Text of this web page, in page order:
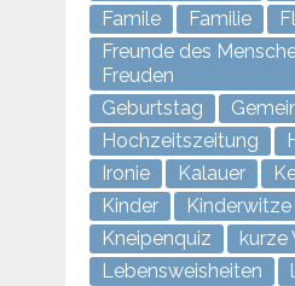
Famile
Familie
Freunde des
Freuden
Geburtstag
Hochzeitszeitung
Ironie
Kalauer
Kinder
Kinderwitze
Kneipenquiz
kurze
Lebensweisheiten